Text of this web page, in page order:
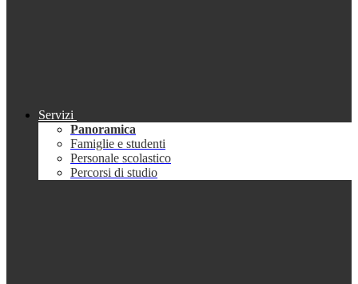
Servizi
Panoramica
Famiglie e studenti
Personale scolastico
Percorsi di studio